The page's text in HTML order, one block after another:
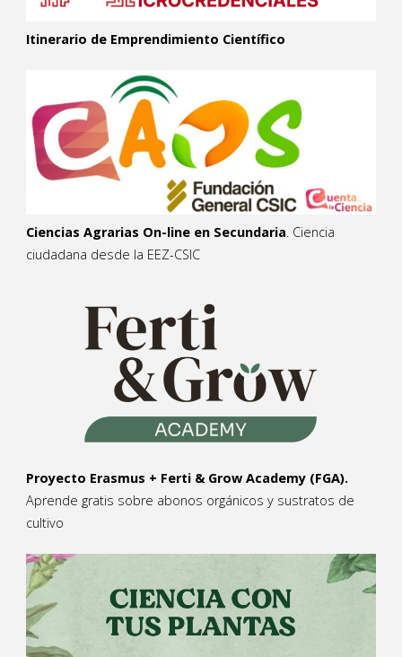
Itinerario de Emprendimiento Científico
Ciencias Agrarias On-line en Secundaria. Ciencia
ciudadana desde la EEZ-CSIC
Proyecto Erasmus + Ferti & Grow Academy (FGA).
Aprende gratis sobre abonos orgánicos y sustratos de
cultivo